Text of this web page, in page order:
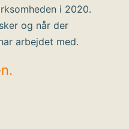
i 2020.
og når der
arbejdet med.